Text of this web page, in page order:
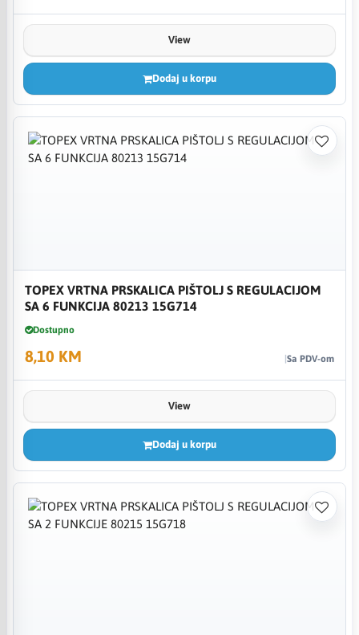
View
Dodaj u korpu
TOPEX VRTNA PRSKALICA PIŠTOLJ S REGULACIJOM
SA 6 FUNKCIJA 80213 15G714
Dostupno
8,10 KM Sa PDV-om
View
Dodaj u korpu